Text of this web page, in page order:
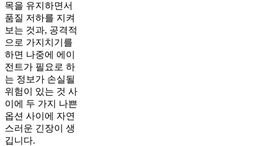
목을 유지하면서
품질 저하를 지켜
보는 것과, 공격적
으로 가지치기를
하면 나중에 에이
전트가 필요로 하
는 정보가 손실될
위험이 있는 것 사
이에 두 가지 나쁜
옵션 사이에 자연
스러운 긴장이 생
깁니다.